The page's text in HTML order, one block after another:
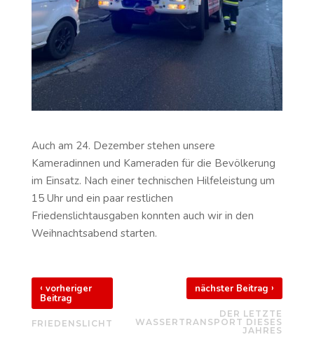
Auch am 24. Dezember stehen unsere
Kameradinnen und Kameraden für die Bevölkerung
im Einsatz. Nach einer technischen Hilfeleistung um
15 Uhr und ein paar restlichen
Friedenslichtausgaben konnten auch wir in den
Weihnachtsabend starten.
‹ vorheriger
Beitrag
FRIEDENSLICHT
nächster Beitrag›
DER LETZTE
WASSERTRANSPORT DIESES
JAHRES